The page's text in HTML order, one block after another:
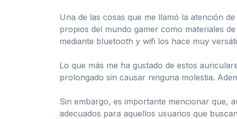
Una de las cosas que me llamó la atención
propios del mundo gamer como materiales
mediante bluetooth y wifi los hace muy
Lo que más me ha gustado de estos
prolongado sin causar ninguna molestia.
Sin embargo, es importante mencionar que,
adecuados para aquellos usuarios que